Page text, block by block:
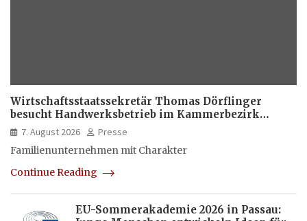
Wirtschaftsstaatssekretär Thomas Dörflinger
besucht Handwerksbetrieb im Kammerbezirk
Freiburg
7. August 2026
Presse
Familienunternehmen mit Charakter
Continue Reading
EU-Sommerakademie 2026 in Passau: